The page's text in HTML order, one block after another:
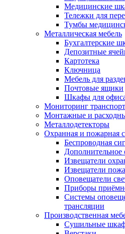
Медицинские
Тележки для
Тумбы
Металлическая мебель
Бухгалтерские
Депозитные
Картотека
Ключница
Мебель для
Почтовые ящики
Шкафы для
Мониторинг
Монтажные и
Металлодетекторы
Охранная и пожарная
Беспроводная
Извещатели
Извещатели
Оповещатели
Приборы
Системы
трансляции
Производственная
Cушильные